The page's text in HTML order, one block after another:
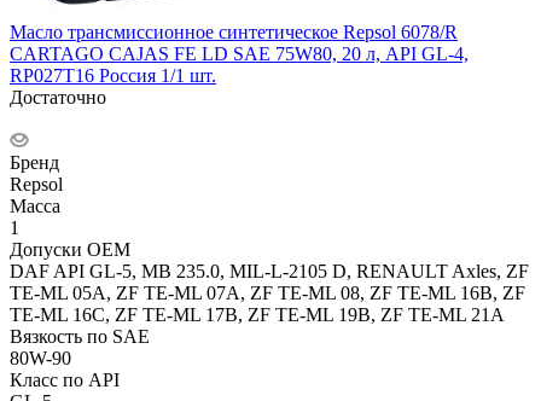
Масло трансмиссионное синтетическое Repsol 6078/R
CARTAGO CAJAS FE LD SAE 75W80, 20 л, API GL-4,
RP027T16 Россия 1/1 шт.
Достаточно
Бренд
Repsol
Масса
1
Допуски OEM
DAF API GL-5, MB 235.0, MIL-L-2105 D, RENAULT Axles, ZF
TE-ML 05A, ZF TE-ML 07A, ZF TE-ML 08, ZF TE-ML 16B, ZF
TE-ML 16C, ZF TE-ML 17B, ZF TE-ML 19B, ZF TE-ML 21A
Вязкость по SAE
80W-90
Класс по API